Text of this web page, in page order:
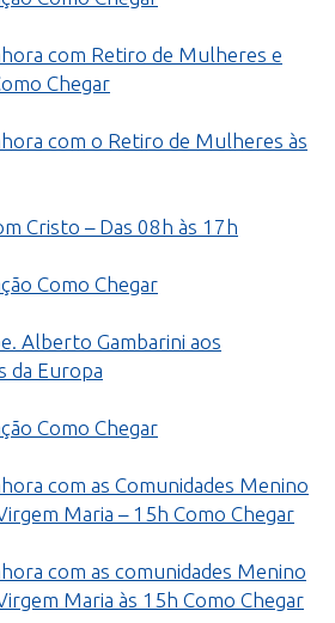
com Retiro de Mulheres e
Chegar
com o Retiro de Mulheres às
Cristo – Das 08h às 17h
Como Chegar
Alberto Gambarini aos
da Europa
Como Chegar
com as Comunidades Menino
Maria – 15h Como Chegar
com as comunidades Menino
Maria às 15h Como Chegar